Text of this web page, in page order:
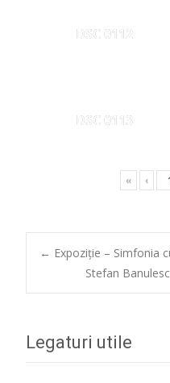
DSC 0112
DSC 0113
« ‹
Post
← Expoziție – Simfonia
Stefan
Legaturi utile